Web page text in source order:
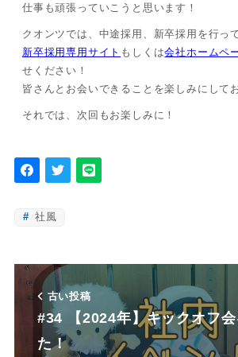
仕事も頑張っていこうと思います！
クオンツでは、中途採用、新卒採用を行っ
新卒採用専用サイト もしくは会社ホームペ
せください！
皆さんとお会いできることを楽しみにして
それでは、次回もお楽しみに！
社風
古い投稿
#34 【2024年】キックオフ
た！